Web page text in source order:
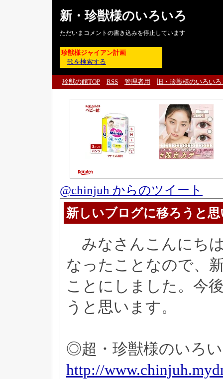
新・珍獣様のいろいろ
ただいまコメントの書き込みを停止しています
珍獣様ジャイアン計画
歌を検索する
珍獣の館TOP RSS 管理者用 旧・珍獣様のいろい
@chinjuh からのツイート
新しいブログに移ろうと
みなさんこんにち
なったことなので、
ことにしました。今
うと思います。
◎超・珍獣様のいろ
http://